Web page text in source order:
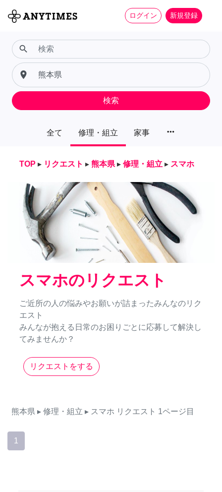
ログイン 新規登録
全て 修理・組立 家事 more_horiz
search
place
検索
TOP ▸ リクエスト ▸ 熊本県 ▸ 修理・組立 ▸ スマホ
スマホのリクエスト
ご近所の人の悩みやお願いが詰まったみんなのリク
エスト
みんなが抱える日常のお困りごとに応募して解決し
てみませんか？
リクエストをする
熊本県 ▸ 修理・組立 ▸ スマホ リクエスト 1ページ目
1